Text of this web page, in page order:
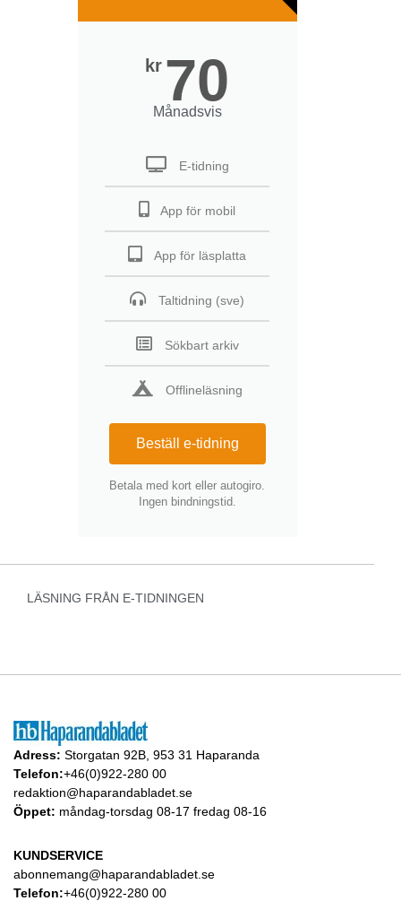
kr 70
Månadsvis
E-tidning
App för mobil
App för läsplatta
Taltidning (sve)
Sökbart arkiv
Offlineläsning
Beställ e-tidning
Betala med kort eller autogiro.
Ingen bindningstid.
LÄSNING FRÅN E-TIDNINGEN
Adress: Storgatan 92B, 953 31 Haparanda
Telefon:+46(0)922-280 00
redaktion@haparandabladet.se
Öppet: måndag-torsdag 08-17 fredag 08-16
KUNDSERVICE
abonnemang@haparandabladet.se
Telefon:+46(0)922-280 00